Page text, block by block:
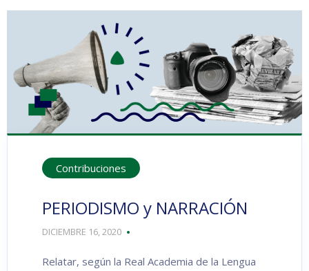
Contribuciones
PERIODISMO y NARRACIÓN
DICIEMBRE 16, 2020
Relatar, según la Real Academia de la Lengua